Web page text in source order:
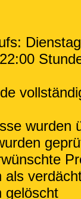
wurden
als
gelöscht